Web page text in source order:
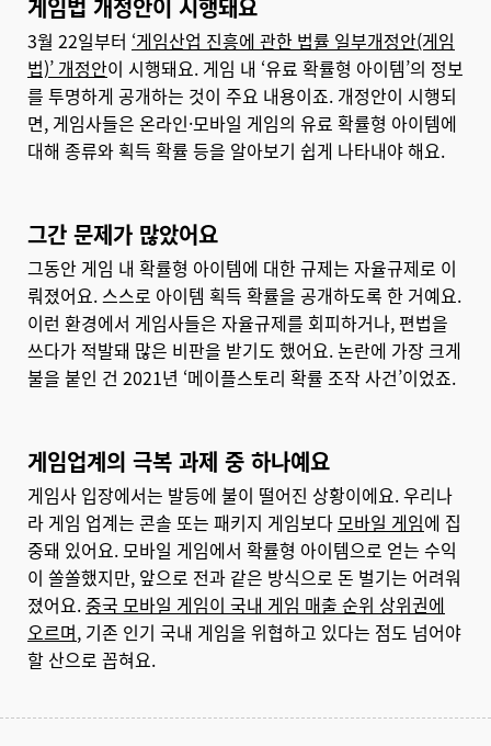
게임법 개정안이 시행돼요
3월 22일부터 ‘게임산업 진흥에 관한 법률 일부개정안(게임
법)’ 개정안이 시행돼요. 게임 내 ‘유료 확률형 아이템’의 정보
를 투명하게 공개하는 것이 주요 내용이죠. 개정안이 시행되
면, 게임사들은 온라인·모바일 게임의 유료 확률형 아이템에
대해 종류와 획득 확률 등을 알아보기 쉽게 나타내야 해요.
그간 문제가 많았어요
그동안 게임 내 확률형 아이템에 대한 규제는 자율규제로 이
뤄졌어요. 스스로 아이템 획득 확률을 공개하도록 한 거예요.
이런 환경에서 게임사들은 자율규제를 회피하거나, 편법을
쓰다가 적발돼 많은 비판을 받기도 했어요. 논란에 가장 크게
불을 붙인 건 2021년 ‘메이플스토리 확률 조작 사건’이었죠.
게임업계의 극복 과제 중 하나예요
게임사 입장에서는 발등에 불이 떨어진 상황이에요. 우리나
라 게임 업계는 콘솔 또는 패키지 게임보다모바일 게임에 집
중돼 있어요. 모바일 게임에서 확률형 아이템으로 얻는 수익
이 쏠쏠했지만, 앞으로 전과 같은 방식으로 돈 벌기는 어려워
졌어요.중국 모바일 게임이 국내 게임 매출 순위 상위권에
오르며, 기존 인기 국내 게임을 위협하고 있다는 점도 넘어야
할 산으로 꼽혀요.